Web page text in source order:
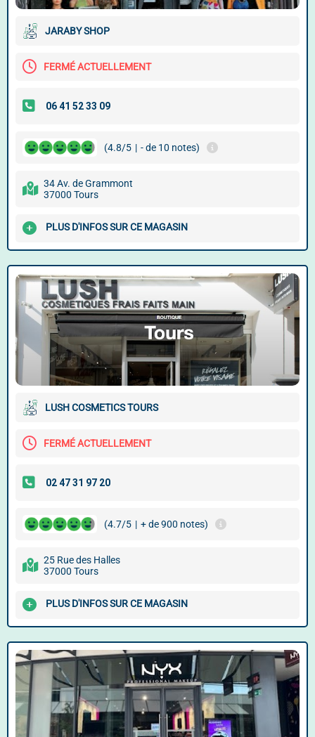
JARABY SHOP
FERMÉ ACTUELLEMENT
(4.8/5 | - de 10 notes)
34 Av. de Grammont
37000 Tours
PLUS D'INFOS SUR CE MAGASIN
LUSH COSMETICS TOURS
FERMÉ ACTUELLEMENT
(4.7/5 | + de 900 notes)
25 Rue des Halles
37000 Tours
PLUS D'INFOS SUR CE MAGASIN